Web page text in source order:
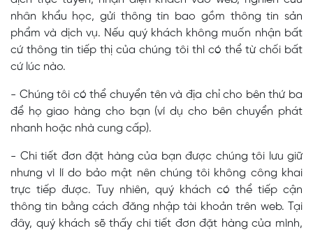
nhân khẩu học, gửi thông tin bao gồm thông tin sản
phẩm và dịch vụ. Nếu quý khách không muốn nhận bất
cứ thông tin tiếp thị của chúng tôi thì có thể từ chối bất
cứ lúc nào.
- Chúng tôi có thể chuyển tên và địa chỉ cho bên thứ ba
để họ giao hàng cho bạn (ví dụ cho bên chuyển phát
nhanh hoặc nhà cung cấp).
- Chi tiết đơn đặt hàng của bạn được chúng tôi lưu giữ
nhưng vì lí do bảo mật nên chúng tôi không công khai
trực tiếp được. Tuy nhiên, quý khách có thể tiếp cận
thông tin bằng cách đăng nhập tài khoản trên web. Tại
đây, quý khách sẽ thấy chi tiết đơn đặt hàng của mình,